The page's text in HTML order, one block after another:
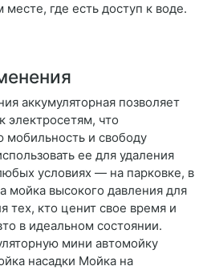
где есть доступ к воде.
аккумуляторная позволяет
электросетям, что
и свободу
ее для удаления
условиях — на парковке, в
мойка высокого давления для
тех, кто ценит свое время и
в идеальном состоянии.
мини автомойку
насадки Мойка на